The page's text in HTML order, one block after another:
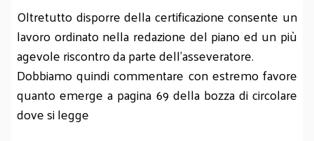
Oltretutto disporre della certificazione consente un
lavoro ordinato nella redazione del piano ed un più
agevole riscontro da parte dell’asseveratore.
Dobbiamo quindi commentare con estremo favore
quanto emerge a pagina 69 della bozza di circolare
dove si legge